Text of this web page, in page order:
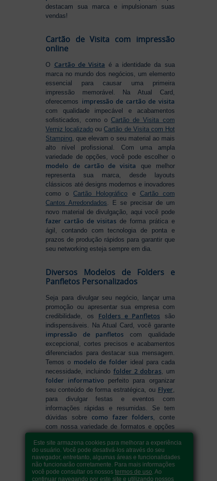
destacam sua marca e impulsionam suas
vendas!
Cartão de Visita com impressão
online
O Cartão de Visita é a identidade da sua
marca no mundo dos negócios, um elemento
essencial para causar uma primeira
impressão memorável. Na Atual Card,
oferecemos impressão de cartão de visita
com qualidade impecável e acabamentos
sofisticados, como o Cartão de Visita com
Verniz localizado ouCartão de Visita com Hot
Stamping , que elevam o seu material ao mais
alto nível profissional. Com uma ampla
variedade de opções, você pode escolher o
modelo de cartão de visita que melhor
representa sua marca, desde layouts
clássicos até designs modernos e inovadores
como oCartão Holográfico e Cartão com
Cantos Arredondados . E se precisar de um
novo material de divulgação, aqui você pode
fazer cartão de visitas de forma prática e
ágil, contando com tecnologia de ponta e
prazos de produção rápidos para garantir que
seu networking esteja sempre em dia.
Diversos Modelos de Folders e
Panfletos Personalizados
Seja para divulgar seu negócio, lançar uma
promoção ou apresentar sua empresa com
credibilidade, os Folders e Panfletos são
indispensáveis. Na Atual Card, você garante
impressão de panfletos com qualidade
excepcional, cortes precisos e acabamentos
diferenciados para destacar sua mensagem.
Temos o modelo de folder ideal para cada
necessidade, incluindofolder 2 dobras, um
folder informativo perfeito para organizar
seu conteúdo de forma estratégica, ou Flyer
para divulgar festas e eventos com
informações rápidas e resumidas. Se tem
dúvidas sobrecomo fazer folders, conte
com nossa variedade de formatos e opções
destaca. Produção ágil, entrega rápida e
qualidade garantida para levar sua
comunicação a outro nível!
Este site armazena cookies para melhorar a experiência
do usuário. Você pode desativá-los através do seu
navegador, entretanto, algumas áreas e funcionalidades
não funcionarão corretamente. Para mais informações
você pode consultar os nossostermos de uso. Ao
continuar navegando por este site e utilizando nossos